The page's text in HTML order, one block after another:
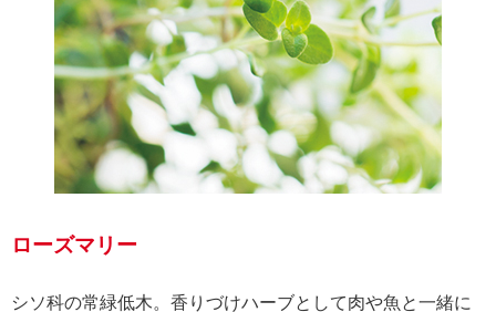
ローズマリー
シソ科の常緑低木。香りづけハーブとして肉や魚と一緒に